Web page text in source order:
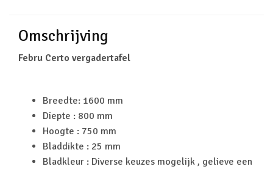
Omschrijving
Febru Certo vergadertafel
Breedte: 1600 mm
Diepte : 800 mm
Hoogte : 750 mm
Bladdikte : 25 mm
Bladkleur : Diverse keuzes mogelijk , gelieve een